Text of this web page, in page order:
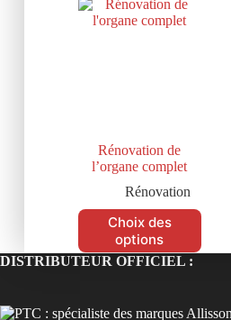
Rénovation de
l’organe complet
Rénovation
Choix des
options
DISTRIBUTEUR OFFICIEL :